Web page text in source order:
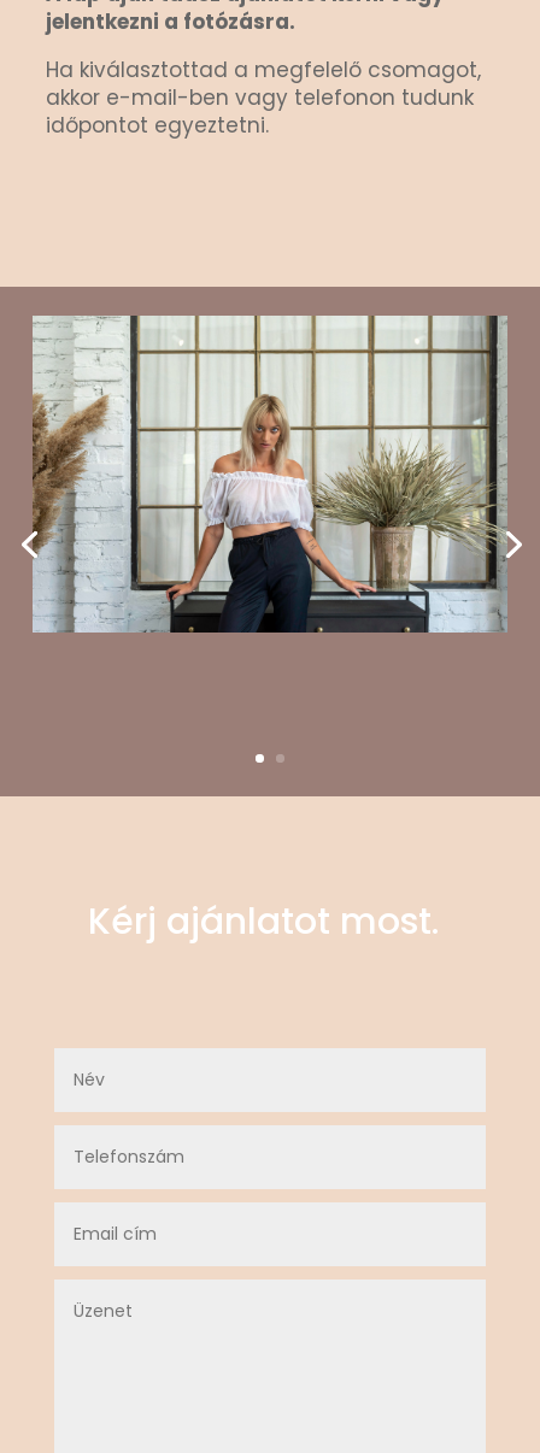
jelentkezni a fotózásra.
Ha kiválasztottad a megfelelő csomagot,
akkor e-mail-ben vagy telefonon tudunk
időpontot egyeztetni.
Kérj ajánlatot most.